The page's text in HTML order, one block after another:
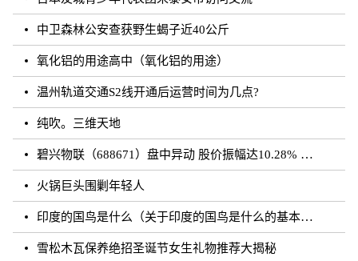
中卫森林公安查获野生蝎子近40公斤
氧化铝的用途高中（氧化铝的用途）
温州轨道交通S2线开通后运营时间为几点?
纯吹。三维天地
碧兴物联（688671）盘中异动 股价振幅达10.28% 跌7.03% 报55.2元（08-23）
火锅巨头围剿年轻人
印度的国鸟是什么（关于印度的国鸟是什么的基本详情介绍）
雪松木瓦保养绝招圣诞节女生礼物推荐大揭秘